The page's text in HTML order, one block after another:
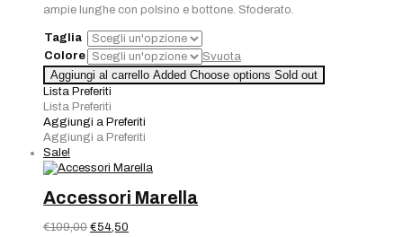
era:
è:
ampie lunghe con polsino e bottone. Sfoderato.
Taglia
Colore
Svuota
Aggiungi al carrello Added Choose options Sold out
Lista Preferiti
Lista Preferiti
Aggiungi a Preferiti
Aggiungi a Preferiti
Sale!
Accessori Marella
€109,00 Il
€54,50